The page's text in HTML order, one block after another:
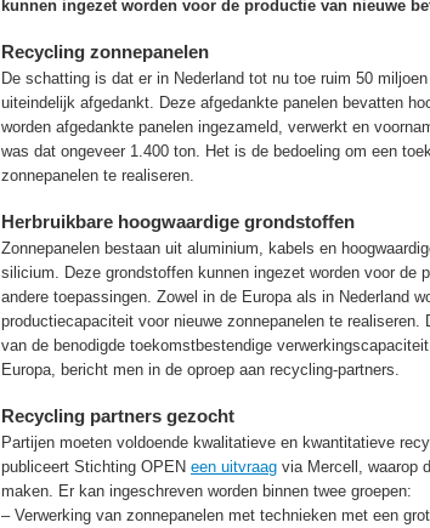
kunnen ingezet worden voor de productie van nieuwe
Recycling zonnepanelen
De schatting is dat er in Nederland tot nu toe ruim 50
uiteindelijk afgedankt. Deze afgedankte panelen bevatten
worden afgedankte panelen ingezameld, verwerkt en
was dat ongeveer 1.400 ton. Het is de bedoeling om een
zonnepanelen te realiseren.
Herbruikbare hoogwaardige grondstoffen
Zonnepanelen bestaan uit aluminium, kabels en
silicium. Deze grondstoffen kunnen ingezet worden voor de
andere toepassingen. Zowel in de Europa als in Nederland
productiecapaciteit voor nieuwe zonnepanelen te
van de benodigde toekomstbestendige
Europa, bericht men in de oproep aan recycling-partners.
Recycling partners gezocht
Partijen moeten voldoende kwalitatieve en kwantitatieve
publiceert Stichting OPEN een uitvraag via Mercell, waarop
maken. Er kan ingeschreven worden binnen twee groepen:
– Verwerking van zonnepanelen met technieken met een